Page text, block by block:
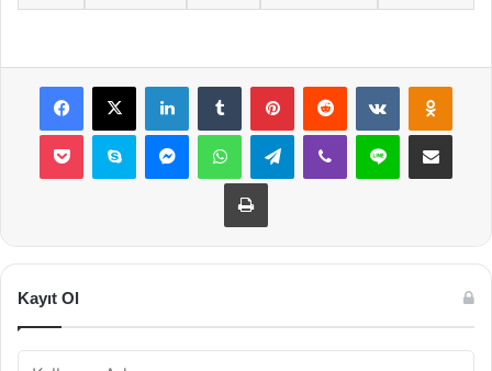
Facebook
X LinkedInTumblr PinterestReddit VKontakte
Pocket Skype MessengerWhatsAppTelegramViber Line E-Posta ile
Yazdır
Kayıt Ol